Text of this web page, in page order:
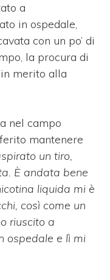
a
in ospedale,
con un po’ di
la procura di
merito alla
nel campo
mantenere
un tiro,
È andata bene
liquida mi è
così come un
riuscito a
ospedale e lì mi